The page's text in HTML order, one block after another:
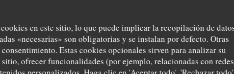
en este sitio, lo que puede implicar la recopilación de
«necesarias» son obligatorias y se instalan por defecto. Otras
Estas cookies opcionales sirven para analizar su
ofrecer funcionalidades (por ejemplo, relacionadas con redes
PRINCE